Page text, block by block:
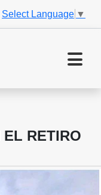
Select Language ▼
RETIRO